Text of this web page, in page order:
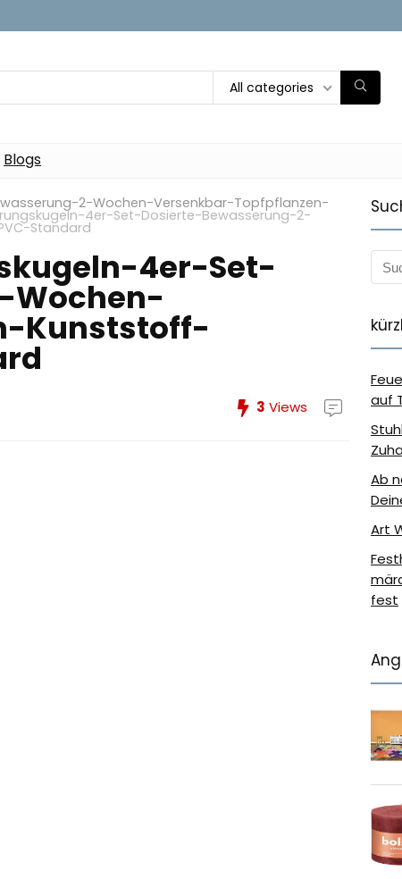
All categories
Blogs
2-Wochen-Versenkbar-Topfpflanzen-
4er-Set-Dosierte-Bewasserung-2-
Standard
4er-Set-
Wochen-
Kunststoff-
3 Views
auf
Ab
Art
fest